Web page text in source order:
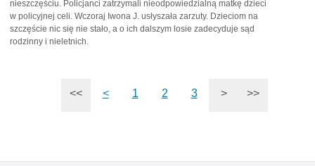
nieszczęściu. Policjanci zatrzymali nieodpowiedzialną matkę dzieci
w policyjnej celi. Wczoraj Iwona J. usłyszała zarzuty. Dzieciom na
szczęście nic się nie stało, a o ich dalszym losie zadecyduje sąd
rodzinny i nieletnich.
<< < 1 2 3 > >>